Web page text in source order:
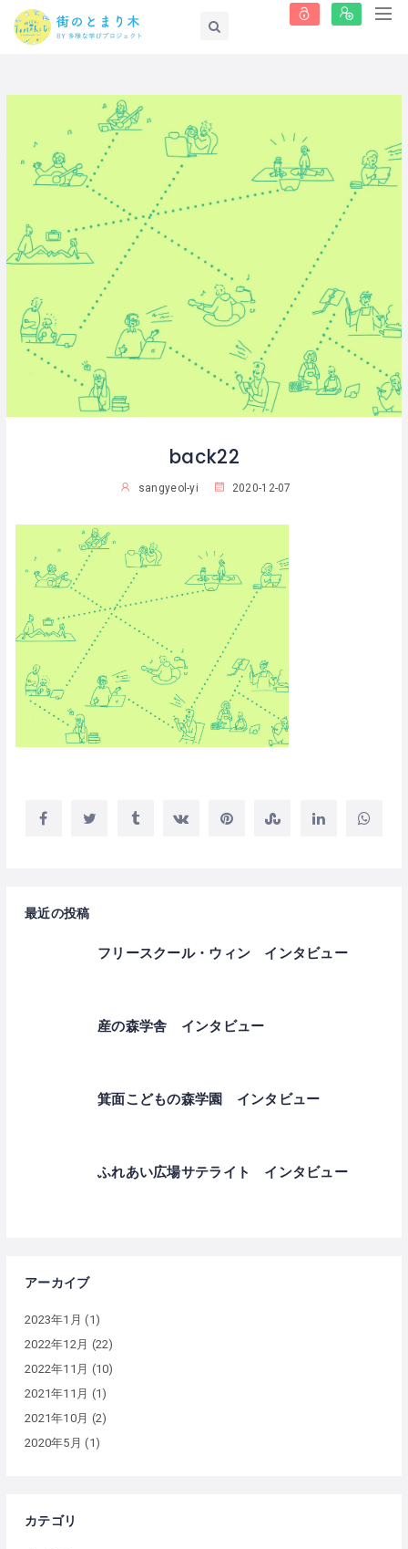
back22
sangyeol-yi 2020-12-07
最近の投稿
フリースクール・ウィン インタビュー
産の森学舎 インタビュー
箕面こどもの森学園 インタビュー
ふれあい広場サテライト インタビュー
アーカイブ
2023年1月 (1)
2022年12月 (22)
2022年11月 (10)
2021年11月 (1)
2021年10月 (2)
2020年5月 (1)
カテゴリ